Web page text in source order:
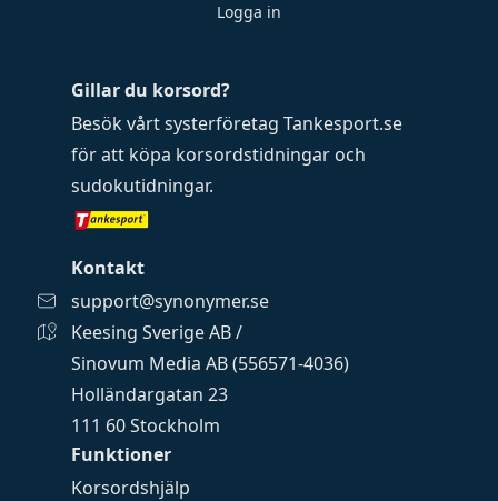
Funktioner
Korsordshjälp
Gillar du korsord?
Besök vårt systerföretag Tankesport.se
för att köpa korsordstidningar och
sudokutidningar.
Kontakt
support@synonymer.se
Keesing Sverige AB /
Sinovum Media AB (556571-4036)
Holländargatan 23
111 60 Stockholm
Logga in